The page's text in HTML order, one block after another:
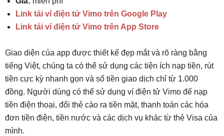
Link tải ví điện tử Vimo trên Google Play
Link tải ví điện tử Vimo trên App Store
Giao diện của app được thiết kế đẹp mắt và rõ ràng bằng
tiếng Việt, chúng ta có thể sử dụng các tiện ích nạp tiền, rút
tiền cực kỳ nhanh gọn và số tiền giao dịch chỉ từ 1.000
đồng. Người dùng có thể sử dụng ví điện tử Vimo để nạp
tiền điện thoại, đổi thẻ cào ra tiền mặt, thanh toán các hóa
đơn tiền điện, tiền nước và các dịch vụ khác từ thẻ Visa của
mình.